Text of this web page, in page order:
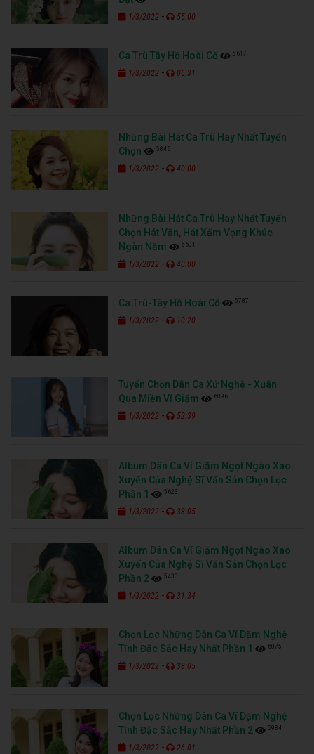
1/3/2022 - 55:00
Ca Trù Tây Hồ Hoài Cổ 5617
1/3/2022 - 06:31
Những Bài Hát Ca Trù Hay Nhất Tuyển
Chọn
5846
1/3/2022 - 40:00
Những Bài Hát Ca Trù Hay Nhất Tuyển
Chọn Hát Văn, Hát Xẩm Vọng Khúc
Ngàn Năm
5601
1/3/2022 - 40:00
Ca Trù-Tây Hồ Hoài Cổ 5787
1/3/2022 - 10:20
Tuyển Chọn Dân Ca Xứ Nghệ - Xuân
Qua Miền Ví Giặm
6096
1/3/2022 - 52:39
Album Dân Ca Ví Giặm Ngọt Ngào Xao
Xuyến Của Nghệ Sĩ Văn Sản Chọn Lọc
Phần 1
5623
1/3/2022 - 38:05
Album Dân Ca Ví Giặm Ngọt Ngào Xao
Xuyến Của Nghệ Sĩ Văn Sản Chọn Lọc
Phần 2
5433
1/3/2022 - 31:34
Chọn Lọc Những Dân Ca Ví Dặm Nghệ
Tĩnh Đặc Sắc Hay Nhất Phần 1
6075
1/3/2022 - 38:05
Chọn Lọc Những Dân Ca Ví Dặm Nghệ
Tĩnh Đặc Sắc Hay Nhất Phần 2
5984
1/3/2022 - 26:01